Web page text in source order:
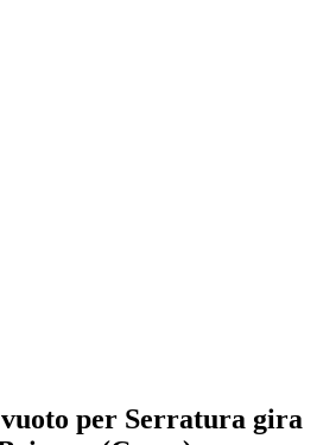
per Serratura gira